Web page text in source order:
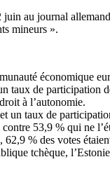
juin au journal allemand
mineurs ».
économique
taux de participation
à l’autonomie.
un taux de
53,9 % qui ne
% des votes
tchèque,